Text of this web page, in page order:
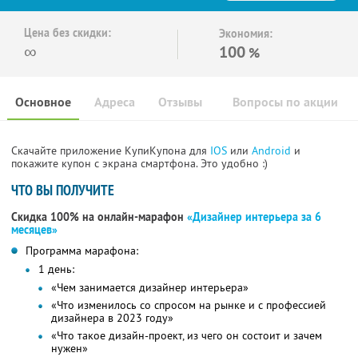
Цена без скидки:
∞
Экономия:
100 %
Основное Отзывы Вопросы по акции
Адреса
Скачайте приложение КупиКупона для IOS или Android и
покажите купон с экрана смартфона. Это удобно :)
ЧТО ВЫ ПОЛУЧИТЕ
Скидка 100% на онлайн-марафон «Дизайнер интерьера за 6
месяцев»
Программа марафона:
1 день:
«Чем занимается дизайнер интерьера»
«Что изменилось со спросом на рынке и с профессией
дизайнера в 2023 году»
«Что такое дизайн-проект, из чего он состоит и зачем
нужен»